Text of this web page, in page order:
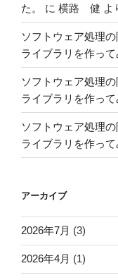
た。
に 横路 健 よ
ソフトウェア処理
ライブラリを作って
ソフトウェア処理
ライブラリを作って
ソフトウェア処理
ライブラリを作って
アーカイブ
2026年7月 (3)
2026年4月 (1)